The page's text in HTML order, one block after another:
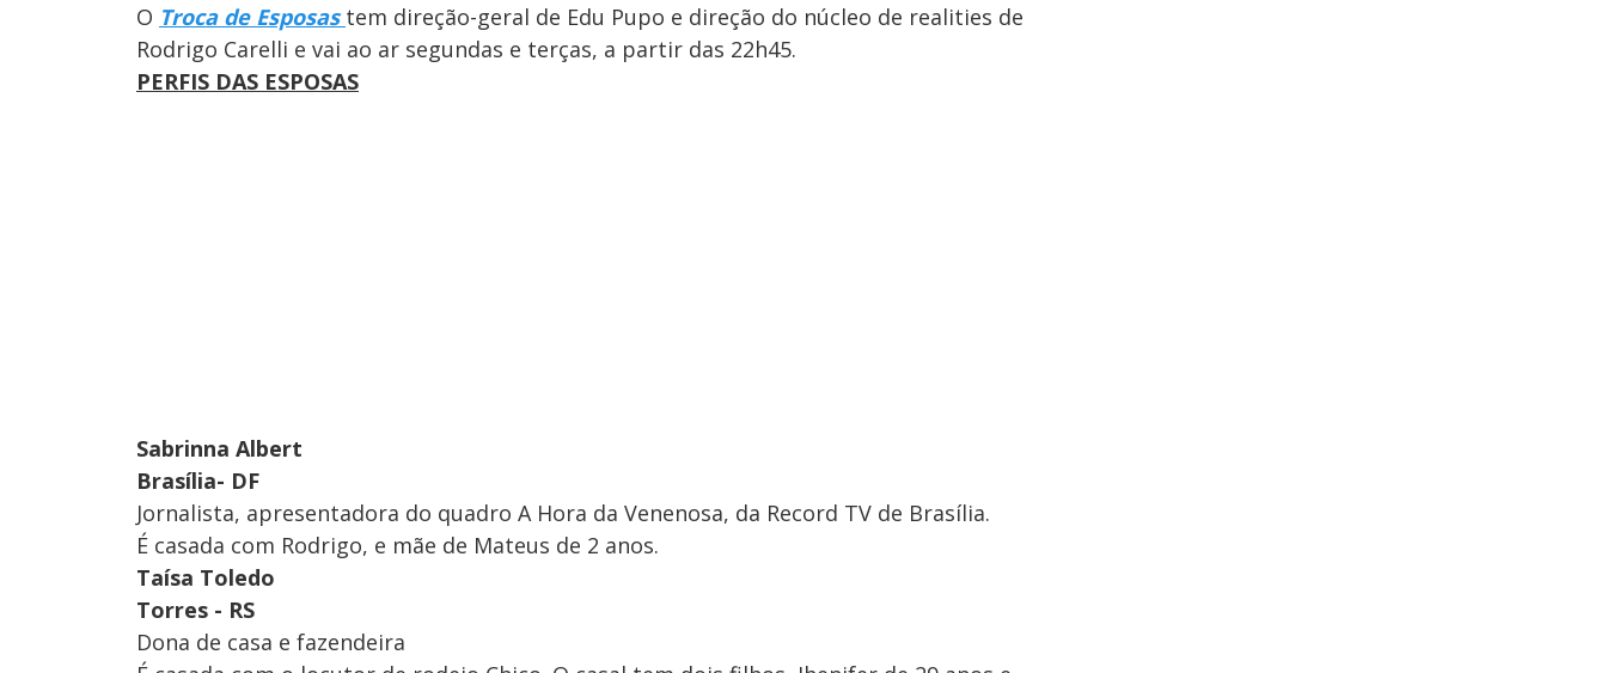
O Troca de Esposastem direção-geral de Edu Pupo e direção do núcleo de realities de
Rodrigo Carelli e vai ao ar segundas e terças, a partir das 22h45.
PERFIS DAS ESPOSAS
Sabrinna Albert
Brasília- DF
Jornalista, apresentadora do quadro A Hora da Venenosa, da Record TV de Brasília.
É casada com Rodrigo, e mãe de Mateus de 2 anos.
Taísa Toledo
Torres - RS
Dona de casa e fazendeira